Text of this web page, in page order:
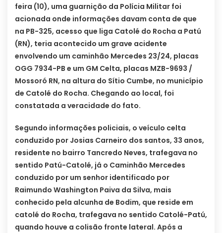
feira (10), uma guarnição da Polícia Militar foi
acionada onde informações davam conta de que
na PB-325, acesso que liga Catolé do Rocha a Patú
(RN), teria acontecido um grave acidente
envolvendo um caminhão Mercedes 23/24, placas
OGG 7934-PB e um GM Celta, placas MZB-9693 /
Mossoró RN, na altura do Sítio Cumbe, no município
de Catolé do Rocha. Chegando ao local, foi
constatada a veracidade do fato.
Segundo informações policiais, o veículo celta
conduzido por Josias Carneiro dos santos, 33 anos,
residente no bairro Tancredo Neves, trafegava no
sentido Patú-Catolé, já o Caminhão Mercedes
conduzido por um senhor identificado por
Raimundo Washington Paiva da Silva, mais
conhecido pela alcunha de Bodim, que reside em
catolé do Rocha, trafegava no sentido Catolé-Patú,
quando houve a colisão fronte lateral. Após a